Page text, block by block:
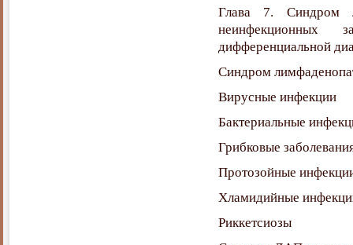
Глава 7. Синдром
дифференциальной
Синдром
Вирусные инфекции
Бактериальные
Грибковые
Протозойные
Хламидийные
Риккетсиозы